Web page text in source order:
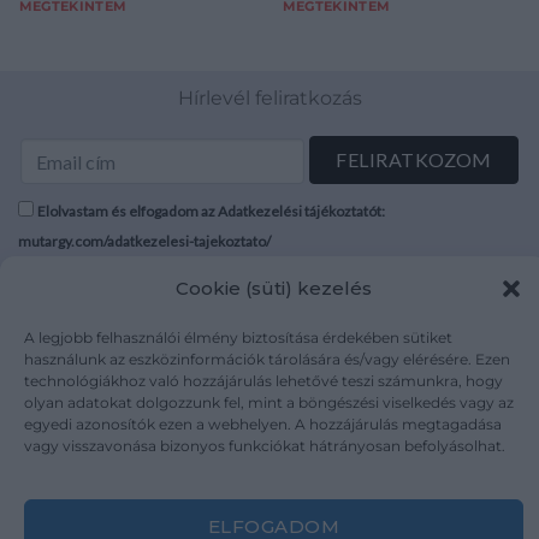
Cookie (süti) kezelés
A legjobb felhasználói élmény biztosítása érdekében sütiket
használunk az eszközinformációk tárolására és/vagy elérésére. Ezen
technológiákhoz való hozzájárulás lehetővé teszi számunkra, hogy
olyan adatokat dolgozzunk fel, mint a böngészési viselkedés vagy az
egyedi azonosítók ezen a webhelyen. A hozzájárulás megtagadása
vagy visszavonása bizonyos funkciókat hátrányosan befolyásolhat.
ELFOGADOM
MEGTEKINTEM MEGTEKINTEM
Hírlevél feliratkozás
Elolvastam és elfogadom az Adatkezelési tájékoztatót:
mutargy.com/adatkezelesi-tajekoztato/
Médiaajánlat
Karrier
Kapcsolat
Áraink
ÁSZF
Adatvédelem
Impresszum